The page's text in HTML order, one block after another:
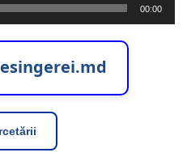
00:00